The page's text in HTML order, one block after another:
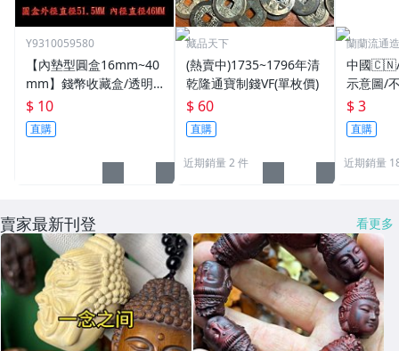
Y9310059580
【內墊型圓盒16mm~40
mm】錢幣收藏盒/透明
圓盒/硬幣盒/錢幣收藏用
品
$ 10
直購
藏品天下
(熱賣中)1735~1796年清
乾隆通寶制錢VF(單枚價)
$ 60
直購
近期銷量 2 件
蘭蘭流通
中國🇨🇳/
示意圖/
機出貨
$ 3
直購
近期銷量
賣家最新刊登 看更多